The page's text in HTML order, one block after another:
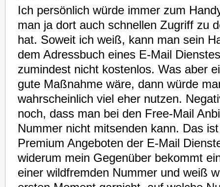
Ich persönlich würde immer zum
man ja dort auch schnellen Zugriff zu
hat. Soweit ich weiß, kann man sein
dem Adressbuch eines E-Mail
zumindest nicht kostenlos. Was aber
gute Maßnahme wäre, dann würde
wahrscheinlich viel eher nutzen.
noch, dass man bei den Free-Mail
Nummer nicht mitsenden kann. Das
Premium Angeboten der E-Mail
widerum mein Gegenüber bekommt
einer wildfremden Nummer und weiß